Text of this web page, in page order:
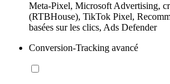
Meta-Pixel, Microsoft Advertising,
(RTBHouse), TikTok Pixel,
basées sur les clics, Ads Defender
Conversion-Tracking avancé